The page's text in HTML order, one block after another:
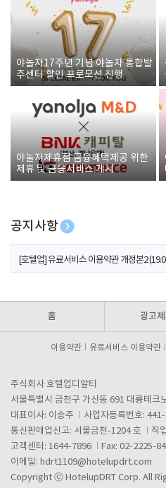
야놀자17주년 기념 야놀자 통합발
주센터 할인 프로모션 진행
야놀자제휴점 금융혜택제공 위한
제휴 및 금융서비스 게시
공지사항
[호텔업] 개인정보 처리방침 개정본1
[호텔업] 유료서비스 이용약관 개정본2
홈 광고
이용약관 유료서비스 이용약관
주식회사 호텔업디알티
서울특별시 금천구 가산동 691 대륭테크
대표이사: 이송주
사업자등록번호:
통신판매업신고: 서울금천-1204 호
직
고객센터: 1644-7896
Fax: 02-2225-
이메일: hdrt1109@hotelupdrt.com
Copyright ⓒ HotelupDRT Corp. All